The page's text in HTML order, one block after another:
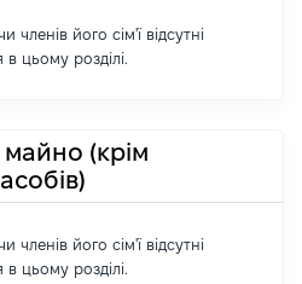
членів його сім'ї відсутні
цьому розділі.
(крім
членів його сім'ї відсутні
цьому розділі.